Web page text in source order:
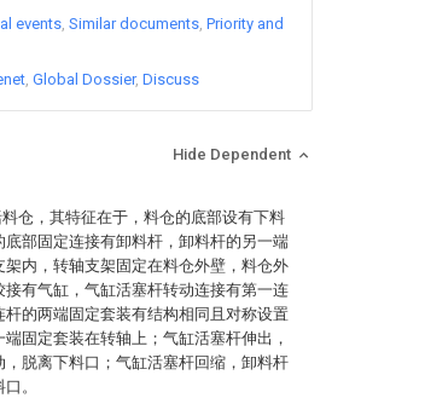
events Similar documents Priority and
Global Dossier Discuss
Hide Dependent
仓，其特征在于，料仓的底部设有下料
部固定连接有卸料杆，卸料杆的另一端
内，转轴支架固定在料仓外壁，料仓外
有气缸，气缸活塞杆转动连接有第一连
的两端固定套装有结构相同且对称设置
固定套装在转轴上；气缸活塞杆伸出，
脱离下料口；气缸活塞杆回缩，卸料杆
。